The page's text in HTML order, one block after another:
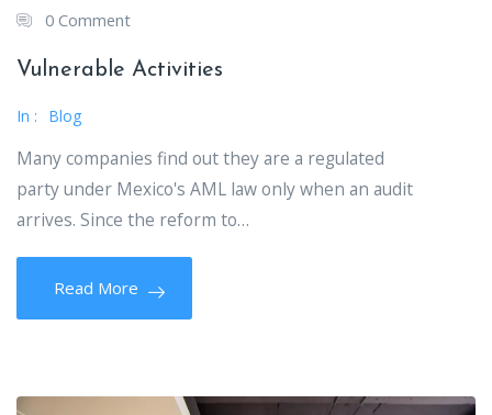
0 Comment
Vulnerable Activities
In : Blog
Many companies find out they are a regulated
party under Mexico's AML law only when an audit
arrives. Since the reform to…
Read More